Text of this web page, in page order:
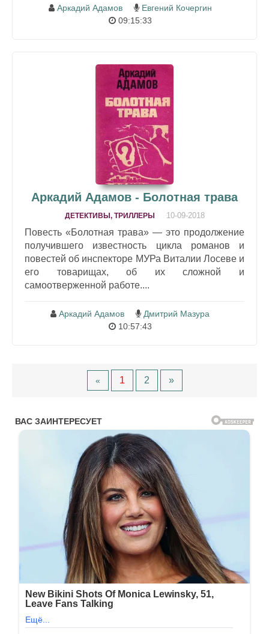
Аркадий Адамов
Евгений Кочергин
09:15:33
Аркадий Адамов - Болотная трава
ДЕТЕКТИВЫ, ТРИЛЛЕРЫ 10-09-2018
Повесть «Болотная трава» — это продолжение
получившего известность цикла романов и
повестей об инспекторе МУРа Виталии Лосеве и
его товарищах, об их сложной и
самоотверженной работе....
Аркадий Адамов
Дмитрий Мазура
10:57:43
« 1 2 »